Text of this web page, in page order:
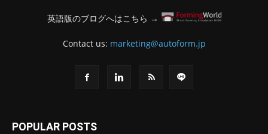
英語版のブログへはこちら →
Contact us: marketing@autoform.jp
POPULAR POSTS